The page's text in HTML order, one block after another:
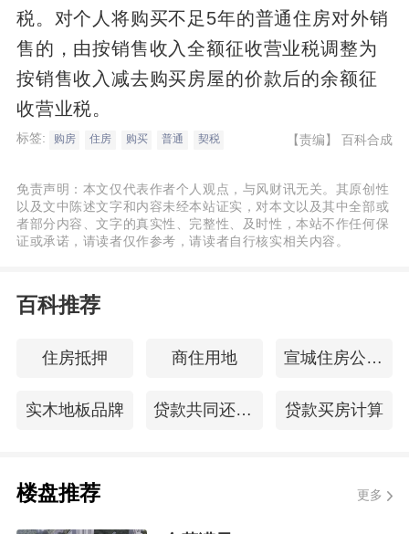
税。对个人将购买不足5年的普通住房对外销
售的，由按销售收入全额征收营业税调整为
按销售收入减去购买房屋的价款后的余额征
收营业税。
标签: 购房 住房 购买 普通 契税 【责编】 百科合成
免责声明：本文仅代表作者个人观点，与风财讯无关。其原创性
以及文中陈述文字和内容未经本站证实，对本文以及其中全部或
者部分内容、文字的真实性、完整性、及时性，本站不作任何保
证或承诺，请读者仅作参考，请读者自行核实相关内容。
百科推荐
住房抵押 商住用地 宣城住房公积金查询
实木地板品牌 贷款共同还款人 贷款买房计算
楼盘推荐 更多